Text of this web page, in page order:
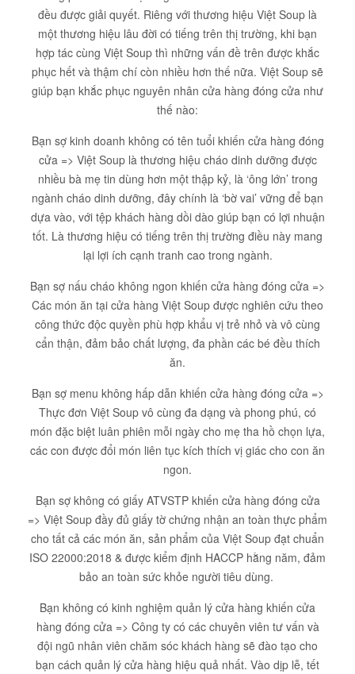
đều được giải quyết. Riêng với thương hiệu Việt Soup là
một thương hiệu lâu đời có tiếng trên thị trường, khi bạn
hợp tác cùng Việt Soup thì những vấn đề trên được khắc
phục hết và thậm chí còn nhiều hơn thế nữa. Việt Soup sẽ
giúp bạn khắc phục nguyên nhân cửa hàng đóng cửa như
thế nào:
Bạn sợ kinh doanh không có tên tuổi khiến cửa hàng đóng
cửa => Việt Soup là thương hiệu cháo dinh dưỡng được
nhiều bà mẹ tin dùng hơn một thập kỷ, là ‘ông lớn’ trong
ngành cháo dinh dưỡng, đây chính là ‘bờ vai’ vững để bạn
dựa vào, với tệp khách hàng dồi dào giúp bạn có lợi nhuận
tốt. Là thương hiệu có tiếng trên thị trường điều này mang
lại lợi ích cạnh tranh cao trong ngành.
Bạn sợ nấu cháo không ngon khiến cửa hàng đóng cửa =>
Các món ăn tại cửa hàng Việt Soup được nghiên cứu theo
công thức độc quyền phù hợp khẩu vị trẻ nhỏ và vô cùng
cẩn thận, đảm bảo chất lượng, đa phần các bé đều thích
ăn.
Bạn sợ menu không hấp dẫn khiến cửa hàng đóng cửa =>
Thực đơn Việt Soup vô cùng đa dạng và phong phú, có
món đặc biệt luân phiên mỗi ngày cho mẹ tha hồ chọn lựa,
các con được đổi món liên tục kích thích vị giác cho con ăn
ngon.
Bạn sợ không có giấy ATVSTP khiến cửa hàng đóng cửa
=> Việt Soup đầy đủ giấy tờ chứng nhận an toàn thực phẩm
cho tất cả các món ăn, sản phẩm của Việt Soup đạt chuẩn
ISO 22000:2018 & được kiểm định HACCP hằng năm, đảm
bảo an toàn sức khỏe người tiêu dùng.
Bạn không có kinh nghiệm quản lý cửa hàng khiến cửa
hàng đóng cửa => Công ty có các chuyên viên tư vấn và
đội ngũ nhân viên chăm sóc khách hàng sẽ đào tạo cho
bạn cách quản lý cửa hàng hiệu quả nhất. Vào dịp lễ, tết